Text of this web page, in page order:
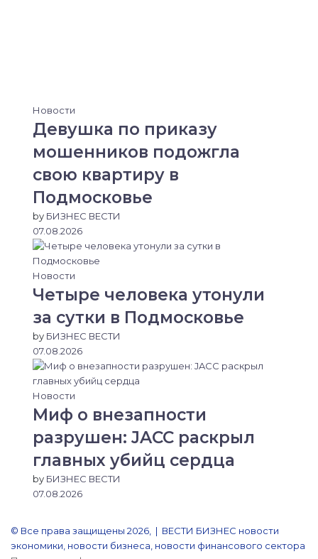
Новости
Девушка по приказу
мошенников подожгла
свою квартиру в
Подмосковье
by БИЗНЕС ВЕСТИ
07.08.2026
Новости
Четыре человека утонули
за сутки в Подмосковье
by БИЗНЕС ВЕСТИ
07.08.2026
Новости
Миф о внезапности
разрушен: JACC раскрыл
главных убийц сердца
by БИЗНЕС ВЕСТИ
07.08.2026
© Все права защищены 2026, | ВЕСТИ БИЗНЕС новости
экономики, новости бизнеса, новости финансового сектора